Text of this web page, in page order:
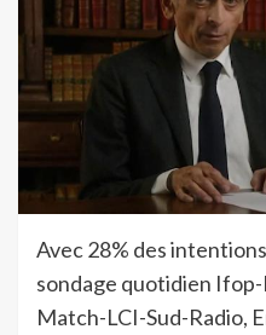
Avec 28% des
sondage quotidien
Match-LCI-Sud-Radio,